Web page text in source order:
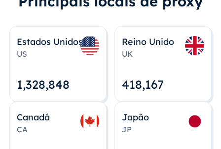
Estados Unidos
US
1,328,848
Reino Unido
UK
418,167
Canadá
CA
Japão
JP